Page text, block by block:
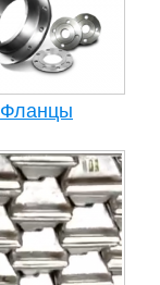
Фланцы